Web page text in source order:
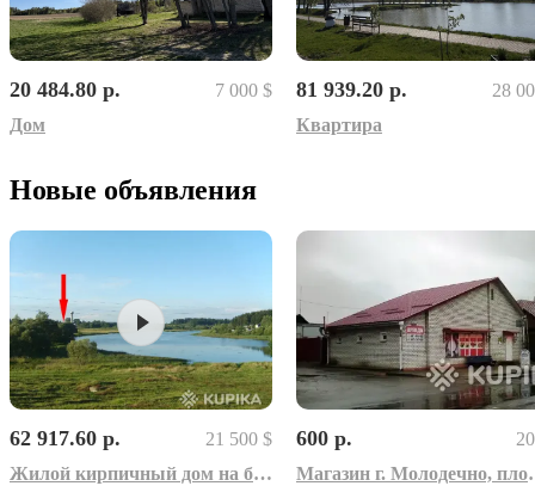
20 484.80 р.
7 000 $
Дом
81 939.20 р.
28
Квартира
Новые объявления
62 917.60 р.
21 500 $
Жилой кирпичный дом на берегу озера, Толочинский район, г. п. Коханово.
600 р.
Магазин